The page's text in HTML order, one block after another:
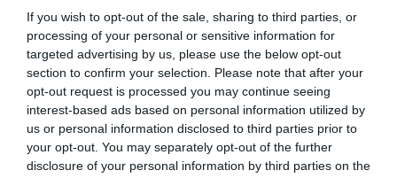
If you wish to opt-out of the sale, sharing to third parties, or
processing of your personal or sensitive information for
targeted advertising by us, please use the below opt-out
section to confirm your selection. Please note that after your
opt-out request is processed you may continue seeing
interest-based ads based on personal information utilized by
us or personal information disclosed to third parties prior to
your opt-out. You may separately opt-out of the further
disclosure of your personal information by third parties on the
Fura indokkal vonul ki tőlünk a sportáru-
kereskedő
Kereskedők ünnepe – Új koncepcióra és a
partnerség erősítésére van szükség